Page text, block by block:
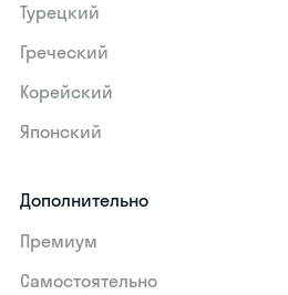
Турецкий
Греческий
Корейский
Японский
Дополнительно
Премиум
Самостоятельно